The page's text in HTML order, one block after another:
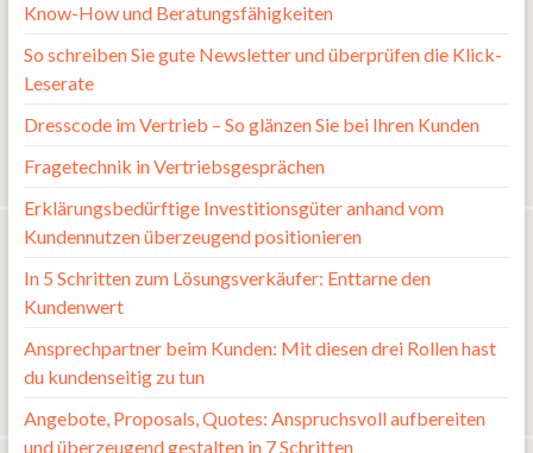
Know-How und Beratungsfähigkeiten
So schreiben Sie gute Newsletter und überprüfen die Klick-
Leserate
Dresscode im Vertrieb – So glänzen Sie bei Ihren Kunden
Fragetechnik in Vertriebsgesprächen
Erklärungsbedürftige Investitionsgüter anhand vom
Kundennutzen überzeugend positionieren
In 5 Schritten zum Lösungsverkäufer: Enttarne den
Kundenwert
Ansprechpartner beim Kunden: Mit diesen drei Rollen hast
du kundenseitig zu tun
Angebote, Proposals, Quotes: Anspruchsvoll aufbereiten
und überzeugend gestalten in 7 Schritten